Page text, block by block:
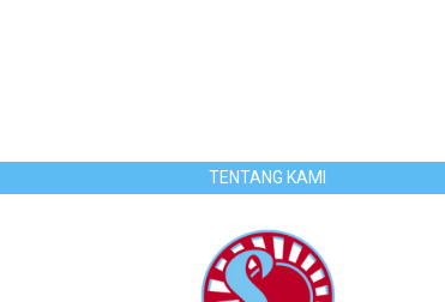
TENTANG KAMI